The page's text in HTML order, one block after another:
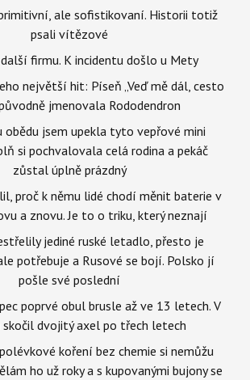
ale sofistikovaní. Historii totiž
psali vítězové
firmu. K incidentu došlo u Mety
největší hit: Píseň „Veď mě dál, cesto
jmenovala Rododendron
obědu jsem upekla tyto vepřové mini
si pochvalovala celá rodina a pekáč
zůstal úplně prázdný
proč k němu lidé chodí měnit baterie v
a znovu. Je to o triku, který neznají
jediné ruské letadlo, přesto je
potřebuje a Rusové se bojí. Polsko jí
pošle své poslední
poprvé obul brusle až ve 13 letech. V
skočil dvojitý axel po třech letech
koření bez chemie si nemůžu
ho už roky a s kupovanými bujony se